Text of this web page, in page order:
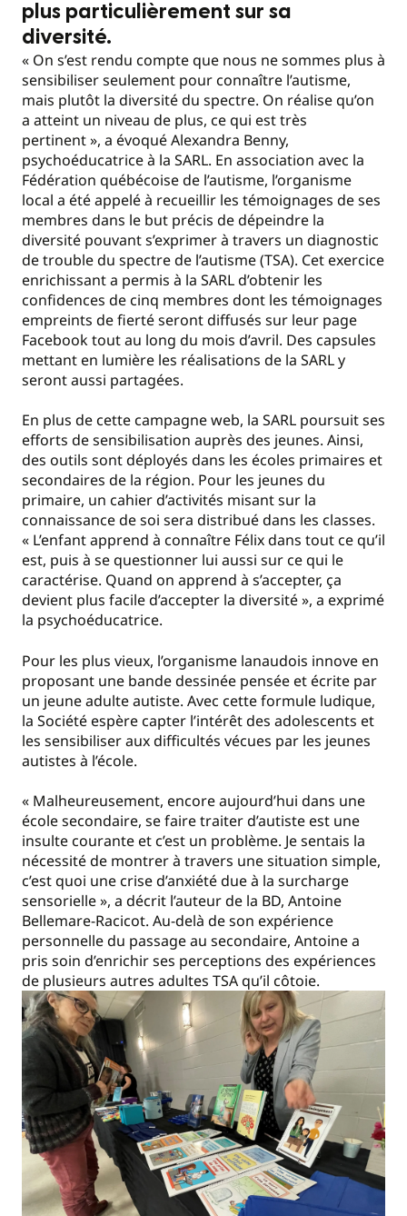
plus particulièrement sur sa
diversité.
« On s’est rendu compte que nous ne sommes plus à
sensibiliser seulement pour connaître l’autisme,
mais plutôt la diversité du spectre. On réalise qu’on
a atteint un niveau de plus, ce qui est très
pertinent », a évoqué Alexandra Benny,
psychoéducatrice à la SARL. En association avec la
Fédération québécoise de l’autisme, l’organisme
local a été appelé à recueillir les témoignages de ses
membres dans le but précis de dépeindre la
diversité pouvant s’exprimer à travers un diagnostic
de trouble du spectre de l’autisme (TSA). Cet exercice
enrichissant a permis à la SARL d’obtenir les
confidences de cinq membres dont les témoignages
empreints de fierté seront diffusés sur leur page
Facebook tout au long du mois d’avril. Des capsules
mettant en lumière les réalisations de la SARL y
seront aussi partagées.
En plus de cette campagne web, la SARL poursuit ses
efforts de sensibilisation auprès des jeunes. Ainsi,
des outils sont déployés dans les écoles primaires et
secondaires de la région. Pour les jeunes du
primaire, un cahier d’activités misant sur la
connaissance de soi sera distribué dans les classes.
« L’enfant apprend à connaître Félix dans tout ce qu’il
est, puis à se questionner lui aussi sur ce qui le
caractérise. Quand on apprend à s’accepter, ça
devient plus facile d’accepter la diversité », a exprimé
la psychoéducatrice.
Pour les plus vieux, l’organisme lanaudois innove en
proposant une bande dessinée pensée et écrite par
un jeune adulte autiste. Avec cette formule ludique,
la Société espère capter l’intérêt des adolescents et
les sensibiliser aux difficultés vécues par les jeunes
autistes à l’école.
« Malheureusement, encore aujourd’hui dans une
école secondaire, se faire traiter d’autiste est une
insulte courante et c’est un problème. Je sentais la
nécessité de montrer à travers une situation simple,
c’est quoi une crise d’anxiété due à la surcharge
sensorielle », a décrit l’auteur de la BD, Antoine
Bellemare-Racicot. Au-delà de son expérience
personnelle du passage au secondaire, Antoine a
pris soin d’enrichir ses perceptions des expériences
de plusieurs autres adultes TSA qu’il côtoie.